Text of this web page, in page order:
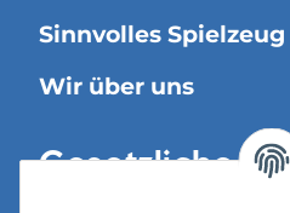
Sinnvolles Spielzeug
Wir über uns
Gesetzliche